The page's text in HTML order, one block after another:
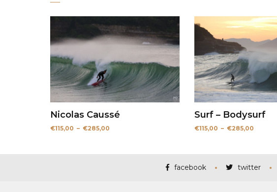
Nicolas Caussé
€115,00 – €285,00
Surf – Bodysurf
€115,00 – €285,00Plage
€285,00
facebook twitter